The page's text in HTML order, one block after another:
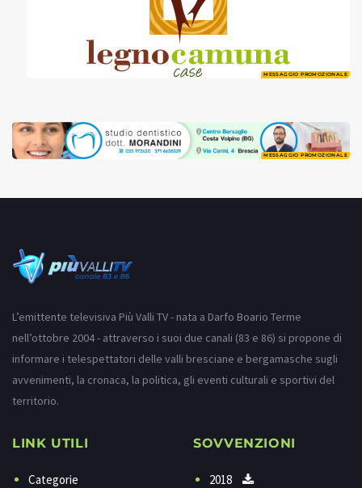
MESSAGGIO PROMOZIONALE
MESSAGGIO PROMOZIONALE
L’emittente televisiva Più Valli TV - nata a Darfo Boario Terme
nell’ottobre 2004 - attraverso i suoi due canali (83 e 86) si propone di
informare i telespettatori delle valli bresciane e bergamasche sugli
avvenimenti, la cronaca, la politica, gli eventi culturali e sportivi del
territorio.
LINK UTILI
Categorie
SOVVENZIONI
2018